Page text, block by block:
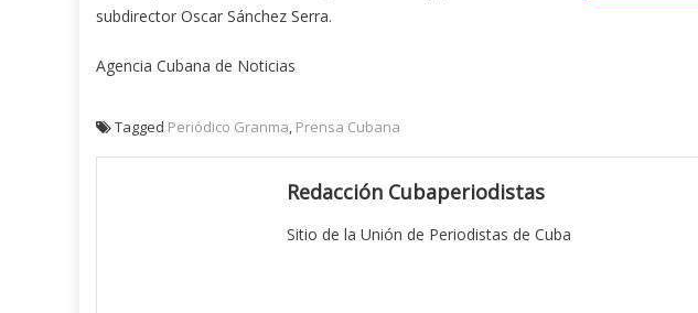
subdirector Oscar Sánchez Serra.
Agencia Cubana de Noticias
Tagged Periódico Granma, Prensa Cubana
Redacción Cubaperiodistas
Sitio de la Unión de Periodistas de Cuba